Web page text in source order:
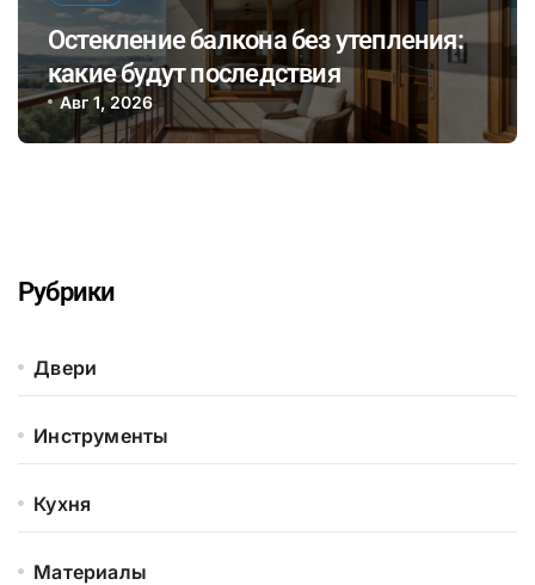
Остекление балкона без утепления:
какие будут последствия
Авг 1, 2026
Рубрики
Двери
Инструменты
Кухня
Материалы